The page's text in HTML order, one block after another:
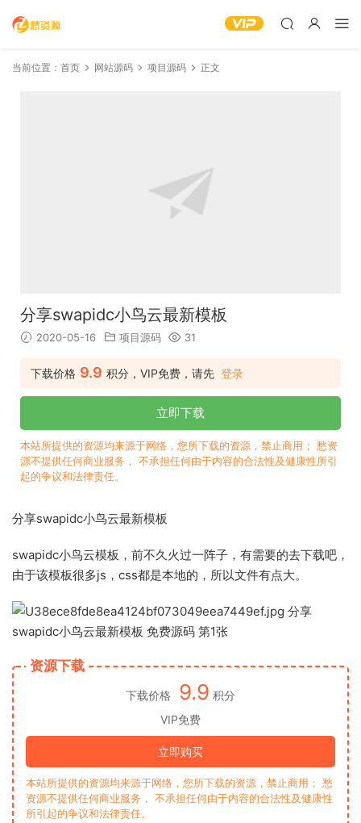
当前位置： 首页 网站源码 项目源码 正文
分享swapidc小鸟云最新模板
2020-05-16 项目源码 31
下载价格 9.9 积分，VIP免费，请先 登录
立即下载
本站所提供的资源均来源于网络，您所下载的资源，禁止商用； 愁资
源不提供任何商业服务， 不承担任何由于内容的合法性及健康性所引
起的争议和法律责任。
分享swapidc小鸟云最新模板
swapidc小鸟云模板，前不久火过一阵子，有需要的去下载吧，
由于该模板很多js，css都是本地的，所以文件有点大。
资源下载
下载价格 9.9 积分
VIP免费
立即购买
本站所提供的资源均来源于网络，您所下载的资源，禁止商用； 愁
资源不提供任何商业服务， 不承担任何由于内容的合法性及健康性
所引起的争议和法律责任。